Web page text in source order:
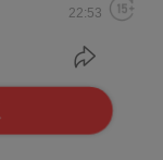
22:53